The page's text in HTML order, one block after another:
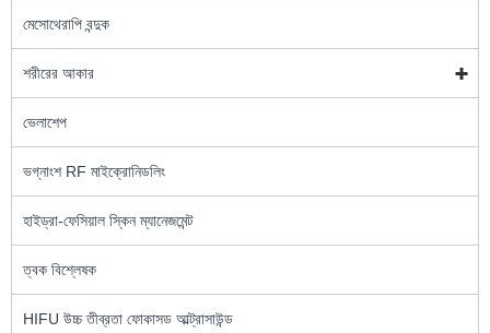
মেসোথেরাপি বন্দুক
শরীরের আকার
ভেলাশেপ
ভগ্নাংশ RF মাইক্রোনিডলিং
হাইড্রা-ফেসিয়াল স্কিন ম্যানেজমেন্ট
ত্বক বিশ্লেষক
HIFU উচ্চ তীব্রতা ফোকাসড আল্ট্রাসাউন্ড